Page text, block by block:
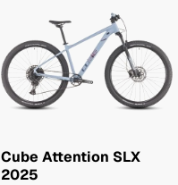
Cube Attention SLX
2025